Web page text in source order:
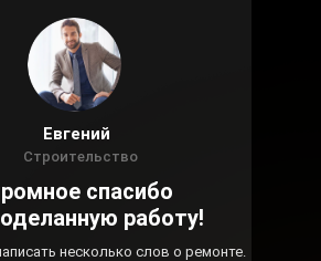
Евгений
Строительство
спасибо
работу!
несколько слов о ремонте.